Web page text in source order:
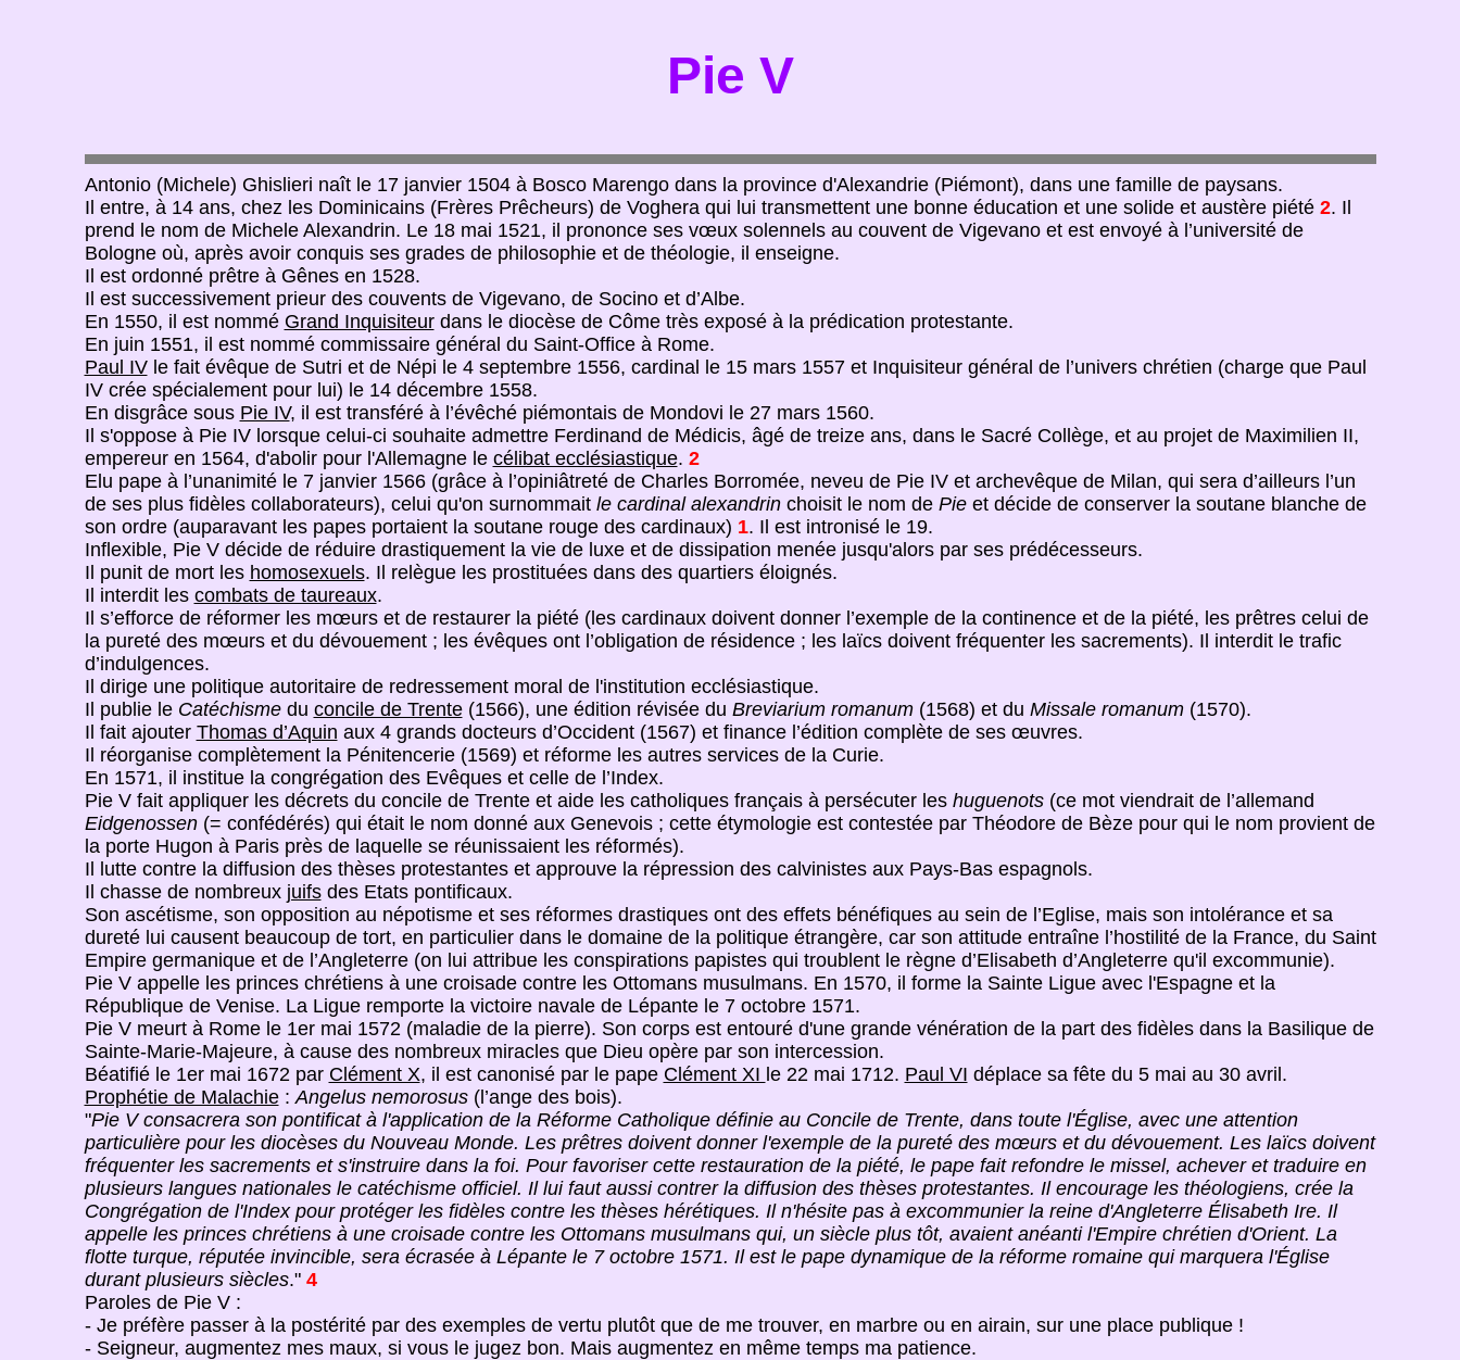
Pie V
Antonio (Michele) Ghislieri naît le 17 janvier 1504 à Bosco Marengo dans la province d'Alexandrie (Piémont), dans une famille de paysans.
Il entre, à 14 ans, chez les Dominicains (Frères Prêcheurs) de Voghera qui lui transmettent une bonne éducation et une solide et austère piété2. Il
prend le nom de Michele Alexandrin. Le 18 mai 1521, il prononce ses vœux solennels au couvent de Vigevano et est envoyé à l’université de
Bologne où, après avoir conquis ses grades de philosophie et de théologie, il enseigne.
Il est ordonné prêtre à Gênes en 1528.
Il est successivement prieur des couvents de Vigevano, de Socino et d’Albe.
En 1550, il est nommé Grand Inquisiteurdans le diocèse de Côme très exposé à la prédication protestante.
En juin 1551, il est nommé commissaire général du Saint-Office à Rome.
Paul IVle fait évêque de Sutri et de Népi le 4 septembre 1556, cardinal le 15 mars 1557 et Inquisiteur général de l’univers chrétien (charge que Paul
IV crée spécialement pour lui) le 14 décembre 1558.
En disgrâce sous Pie IV, il est transféré à l’évêché piémontais de Mondovi le 27 mars 1560.
Il s'oppose à Pie IV lorsque celui-ci souhaite admettre Ferdinand de Médicis, âgé de treize ans, dans le Sacré Collège, et au projet de Maximilien II,
empereur en 1564, d'abolir pour l'Allemagne le célibat ecclésiastique. 2
Elu pape à l’unanimité le 7 janvier 1566 (grâce à l’opiniâtreté de Charles Borromée, neveu de Pie IV et archevêque de Milan, qui sera d’ailleurs l’un
de ses plus fidèles collaborateurs), celui qu'on surnommait le cardinal alexandrinchoisit le nom de Pieet décide de conserver la soutane blanche de
son ordre (auparavant les papes portaient la soutane rouge des cardinaux) 1. Il est intronisé le 19.
Inflexible, Pie V décide de réduire drastiquement la vie de luxe et de dissipation menée jusqu'alors par ses prédécesseurs.
Il punit de mort les homosexuels. Il relègue les prostituées dans des quartiers éloignés.
Il interdit les combats de taureaux.
Il s’efforce de réformer les mœurs et de restaurer la piété (les cardinaux doivent donner l’exemple de la continence et de la piété, les prêtres celui de
la pureté des mœurs et du dévouement ; les évêques ont l’obligation de résidence ; les laïcs doivent fréquenter les sacrements). Il interdit le trafic
d’indulgences.
Il dirige une politique autoritaire de redressement moral de l'institution ecclésiastique.
Il publie le Catéchismedu concile de Trente(1566), une édition révisée du Breviarium romanum (1568) et du Missale romanum(1570).
Il fait ajouter Thomas d’Aquin aux 4 grands docteurs d’Occident (1567) et finance l’édition complète de ses œuvres.
Il réorganise complètement la Pénitencerie (1569) et réforme les autres services de la Curie.
En 1571, il institue la congrégation des Evêques et celle de l’Index.
Pie V fait appliquer les décrets du concile de Trente et aide les catholiques français à persécuter les huguenots(ce mot viendrait de l’allemand
Eidgenossen(= confédérés) qui était le nom donné aux Genevois ; cette étymologie est contestée par Théodore de Bèze pour qui le nom provient de
la porte Hugon à Paris près de laquelle se réunissaient les réformés).
Il lutte contre la diffusion des thèses protestantes et approuve la répression des calvinistes aux Pays-Bas espagnols.
Il chasse de nombreux juifsdes Etats pontificaux.
Son ascétisme, son opposition au népotisme et ses réformes drastiques ont des effets bénéfiques au sein de l’Eglise, mais son intolérance et sa
dureté lui causent beaucoup de tort, en particulier dans le domaine de la politique étrangère, car son attitude entraîne l’hostilité de la France, du Saint
Empire germanique et de l’Angleterre (on lui attribue les conspirations papistes qui troublent le règne d’Elisabeth d’Angleterre qu'il excommunie).
Pie V appelle les princes chrétiens à une croisade contre les Ottomans musulmans. En 1570, il forme la Sainte Ligue avec l'Espagne et la
République de Venise. La Ligue remporte la victoire navale de Lépante le 7 octobre 1571.
Pie V meurt à Rome le 1er mai 1572 (maladie de la pierre). Son corps est entouré d'une grande vénération de la part des fidèles dans la Basilique de
Sainte-Marie-Majeure, à cause des nombreux miracles que Dieu opère par son intercession.
Béatifié le 1er mai 1672 par Clément X, il est canonisé par le pape Clément XI le 22 mai 1712. Paul VI déplace sa fête du 5 mai au 30 avril.
Prophétie de Malachie:Angelus nemorosus(l’ange des bois).
"Pie V consacrera son pontificat à l'application de la Réforme Catholique définie au Concile de Trente, dans toute l'Église, avec une attention
particulière pour les diocèses du Nouveau Monde. Les prêtres doivent donner l'exemple de la pureté des mœurs et du dévouement. Les laïcs doivent
fréquenter les sacrements et s'instruire dans la foi. Pour favoriser cette restauration de la piété, le pape fait refondre le missel, achever et traduire en
plusieurs langues nationales le catéchisme officiel. Il lui faut aussi contrer la diffusion des thèses protestantes. Il encourage les théologiens, crée la
Congrégation de l'Index pour protéger les fidèles contre les thèses hérétiques. Il n'hésite pas à excommunier la reine d'Angleterre Élisabeth Ire. Il
appelle les princes chrétiens à une croisade contre les Ottomans musulmans qui, un siècle plus tôt, avaient anéanti l'Empire chrétien d'Orient. La
flotte turque, réputée invincible, sera écrasée à Lépante le 7 octobre 1571. Il est le pape dynamique de la réforme romaine qui marquera l'Église
durant plusieurs siècles." 4
Paroles de Pie V :
- Je préfère passer à la postérité par des exemples de vertu plutôt que de me trouver, en marbre ou en airain, sur une place publique !
- Seigneur, augmentez mes maux, si vous le jugez bon. Mais augmentez en même temps ma patience.